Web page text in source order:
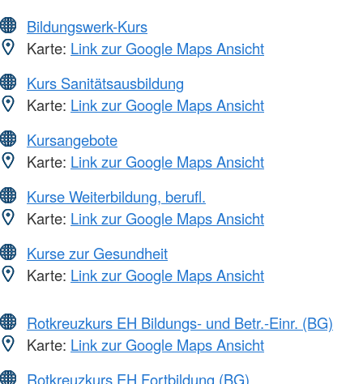
Bildungswerk-Kurs
Karte: Link zur Google Maps Ansicht
Kurs Sanitätsausbildung
Karte: Link zur Google Maps Ansicht
Kursangebote
Karte: Link zur Google Maps Ansicht
Kurse Weiterbildung, berufl.
Karte: Link zur Google Maps Ansicht
Kurse zur Gesundheit
Karte: Link zur Google Maps Ansicht
Rotkreuzkurs EH Bildungs- und Betr.-Einr. (BG)
Karte: Link zur Google Maps Ansicht
Rotkreuzkurs EH Fortbildung (BG)